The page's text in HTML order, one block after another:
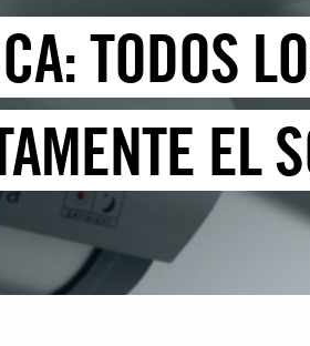
TODOS
EL